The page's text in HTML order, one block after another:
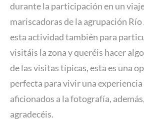
durante la participación en un
mariscadoras de la agrupación
esta actividad también para
visitáis la zona y queréis hacer
de las visitas típicas, esta es una
perfecta para vivir una
aficionados a la fotografía,
agradecéis.